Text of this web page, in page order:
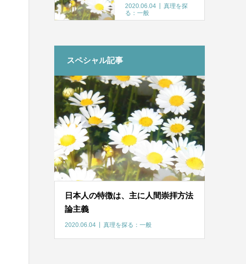
2020.06.04
真理を探
る：一般
スペシャル記事
日本人の特徴は、主に人間崇拝方法
論主義
2020.06.04 真理を探る：一般